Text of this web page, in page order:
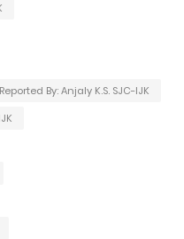
Reported By: Anjaly K.S. SJC-IJK